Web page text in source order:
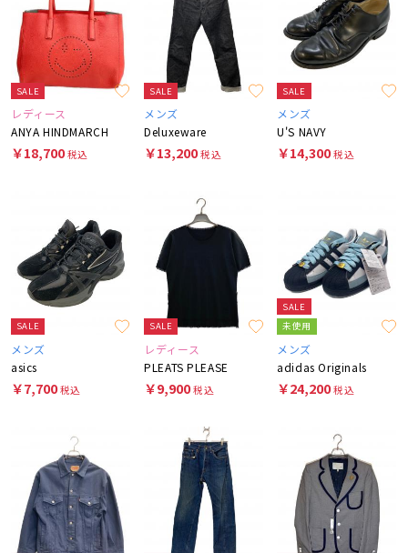
SALE
レディース
ANYA HINDMARCH
￥18,700税込
SALE
メンズ
Deluxeware
￥13,200税込
SALE
メンズ
U'S NAVY
￥14,300税込
SALE
メンズ
asics
￥7,700税込
SALE
レディース
PLEATS PLEASE
￥9,900税込
SALE
未使用
メンズ
adidas Originals
￥24,200税込